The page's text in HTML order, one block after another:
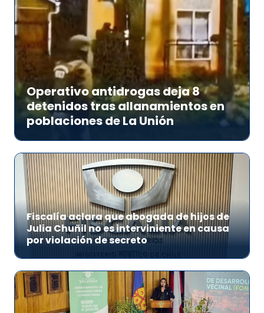
Operativo antidrogas deja 8
detenidos tras allanamientos en
poblaciones de La Unión
Fiscalía aclara que abogada de hijos de
Julia Chuñil no es interviniente en causa
por violación de secreto